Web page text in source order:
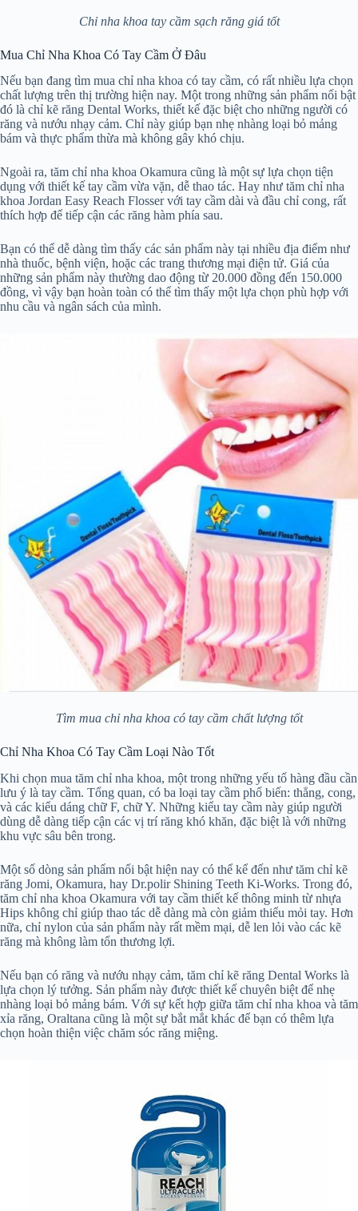
Chỉ nha khoa tay cầm sạch răng giá tốt
Mua Chỉ Nha Khoa Có Tay Cầm Ở Đâu
Nếu bạn đang tìm mua chỉ nha khoa có tay cầm, có rất nhiều lựa chọn
chất lượng trên thị trường hiện nay. Một trong những sản phẩm nổi bật
đó là chỉ kẽ răng Dental Works, thiết kế đặc biệt cho những người có
răng và nướu nhạy cảm. Chỉ này giúp bạn nhẹ nhàng loại bỏ mảng
bám và thực phẩm thừa mà không gây khó chịu.
Ngoài ra, tăm chỉ nha khoa Okamura cũng là một sự lựa chọn tiện
dụng với thiết kế tay cầm vừa vặn, dễ thao tác. Hay như tăm chỉ nha
khoa Jordan Easy Reach Flosser với tay cầm dài và đầu chỉ cong, rất
thích hợp để tiếp cận các răng hàm phía sau.
Bạn có thể dễ dàng tìm thấy các sản phẩm này tại nhiều địa điểm như
nhà thuốc, bệnh viện, hoặc các trang thương mại điện tử. Giá của
những sản phẩm này thường dao động từ 20.000 đồng đến 150.000
đồng, vì vậy bạn hoàn toàn có thể tìm thấy một lựa chọn phù hợp với
nhu cầu và ngân sách của mình.
Tìm mua chỉ nha khoa có tay cầm chất lượng tốt
Chỉ Nha Khoa Có Tay Cầm Loại Nào Tốt
Khi chọn mua tăm chỉ nha khoa, một trong những yếu tố hàng đầu cần
lưu ý là tay cầm. Tổng quan, có ba loại tay cầm phổ biến: thẳng, cong,
và các kiểu dáng chữ F, chữ Y. Những kiểu tay cầm này giúp người
dùng dễ dàng tiếp cận các vị trí răng khó khăn, đặc biệt là với những
khu vực sâu bên trong.
Một số dòng sản phẩm nổi bật hiện nay có thể kể đến như tăm chỉ kẽ
răng Jomi, Okamura, hay Dr.polir Shining Teeth Ki-Works. Trong đó,
tăm chỉ nha khoa Okamura với tay cầm thiết kế thông minh từ nhựa
Hips không chỉ giúp thao tác dễ dàng mà còn giảm thiểu mỏi tay. Hơn
nữa, chỉ nylon của sản phẩm này rất mềm mại, dễ len lỏi vào các kẽ
răng mà không làm tổn thương lợi.
Nếu bạn có răng và nướu nhạy cảm, tăm chỉ kẽ răng Dental Works là
lựa chọn lý tưởng. Sản phẩm này được thiết kế chuyên biệt để nhẹ
nhàng loại bỏ mảng bám. Với sự kết hợp giữa tăm chỉ nha khoa và tăm
xỉa răng, Oraltana cũng là một sự bắt mắt khác để bạn có thêm lựa
chọn hoàn thiện việc chăm sóc răng miệng.